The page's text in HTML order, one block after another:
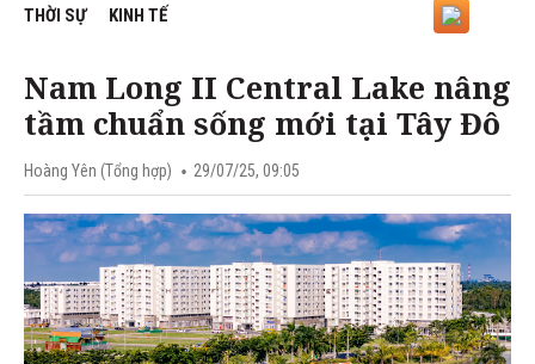
THỜI SỰ KINH TẾ
Nam Long II Central Lake nâng
tầm chuẩn sống mới tại Tây Đô
Hoàng Yên (Tổng hợp) 29/07/25, 09:05